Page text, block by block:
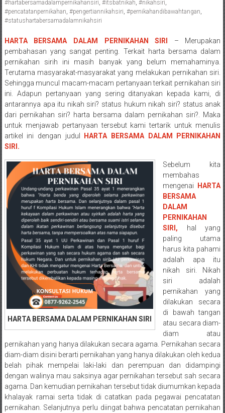
Pengacara
Perceraian/
/
Konsultan
Hukum
/
Konsultan
Hukum
Pajak/
Mediator/
Mediasi/
Kidul/Wonosari/Wates/Kulonprogo/
Yogyakarta/Jogja/
kalten/Solo/
Purwakarta,
Sukoharjo/
Semarang/
Batang/Brebes/
Purworejo,
Kebumen/Magelang/Temanggung/Mungkid/Demak/
Batu/
Blitar/Surabaya/Palembang/
Bekasi/Jakarta
selatan/
Jakarta
Jakarta
Pusat/
Karawang/
Lampung
Barat/
Lampung
#hartabersamadalampernikahansiri, #itsbatnikah, #nikahsiri,
#pencatatanpernikahan, #pengertiannikahsiri, #pernikahandibawahtangan,
#statushartabersamadalamnikahsiri
HARTA BERSAMA DALAM PERNIKAHAN SIRI
– Merupakan
pembahasan yang sangat penting. Terkait harta bersama dalam
pernikahan sirih ini masih banyak yang belum memahaminya.
Terutama masyarakat-masyarakat yang melakukan pernikahan siri.
Sehingga muncul macam-macam pertanyaan terkait pernikahan siri
ini. Adapun pertanyaan yang sering ditanyakan kepada kami, di
antarannya apa itu nikah siri? status hukum nikah siri? status anak
dari pernikahan siri? harta bersama dalam pernikahan siri?. Maka
untuk menjawab pertanyaan tersebut kami tertarik untuk menulis
artikel ini dengan judul
HARTA BERSAMA DALAM PERNIKAHAN
SIRI.
HARTA BERSAMA DALAM PERNIKAHAN SIRI
Sebelum kita
membahas
mengenai
HARTA
BERSAMA
DALAM
PERNIKAHAN
SIRI, hal yang
paling utama
harus kita pahami
adalah apa itu
nikah siri. Nikah
siri adalah
pernikahan yang
dilakukan secara
di bawah tangan
atau secara diam-
diam atau
pernikahan yang hanya dilakukan secara agama. Pernikahan secara
diam-diam disini berarti pernikahan yang hanya dilakukan oleh kedua
belah pihak mempelai laki-laki dan perempuan dan didampingi
dengan walinya mau saksinya agar pernikahan tersebut sah secara
agama. Dan kemudian pernikahan tersebut tidak diumumkan kepada
khalayak ramai serta tidak di catatkan pada pegawai pencatatan
pernikahan. Selanjutnya perlu diingat bahwa pencatatan pernikahan